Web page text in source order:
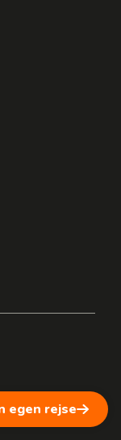
egen rejse
reserved.